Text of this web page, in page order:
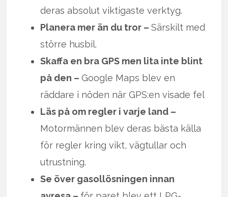
deras absolut viktigaste verktyg.
Planera mer än du tror –Särskilt med
större husbil.
Skaffa en bra GPS men lita inte blint
på den –Google Maps blev en
räddare i nöden när GPS:en visade fel
Läs på om regler i varje land –
Motormännen blev deras bästa källa
för regler kring vikt, vägtullar och
utrustning.
Se över gasollösningen innan